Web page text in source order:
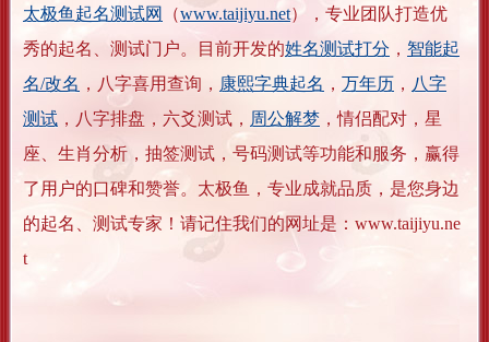
太极鱼起名测试网 （www.taijiyu.net），专业团队打造优
秀的起名、测试门户。目前开发的姓名测试打分 ， 智能起
名/改名 ，八字喜用查询， 康熙字典起名 ， 万年历 ， 八字
测试 ，八字排盘，六爻测试， 周公解梦 ，情侣配对，星
座、生肖分析，抽签测试，号码测试等功能和服务，赢得
了用户的口碑和赞誉。太极鱼，专业成就品质，是您身边
的起名、测试专家！请记住我们的网址是：www.taijiyu.ne
t